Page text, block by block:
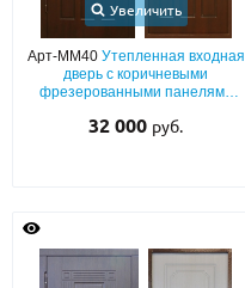
Увеличить
Арт-ММ40 Утепленная входная
дверь с коричневыми
фрезерованными панелями
32 000 руб.